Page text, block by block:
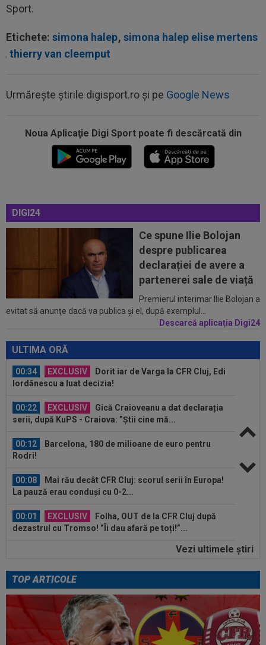
Sport.
Etichete: simona halep, simona halep elise mertens
, thierry van cleemput
Urmărește știrile digisport.ro și pe Google News
Noua Aplicaţie Digi Sport poate fi descărcată din
DIGI24
Ce spune Ilie Bolojan
despre publicarea
declarației de avere a
partenerei sale de viață
Premierul interimar Ilie Bolojan a
evitat să anunţe dacă va publica şi el, după exemplul...
Descarcă aplicația Digi24
ULTIMA ORĂ
serii, după KuPS - Craiova: ”Știi cine mă...
Barcelona, 180 de milioane de euro pentru
La pauză erau conduși cu 0-2...
00:01 EXCLUSIV
Folha, OUT de la CFR Cluj după
dezastrul cu Tromso! ”Îi dau afară pe toți!”...
EXCLUSIV
Gigi Becali: ”Am vândut un jucător
pe 3.000.000 €”
00:43 EXCLUSIV
Lovitură de proporții: Ioan Varga,
gata să renunțe la CFR și să preia alt club...
Mihai Stoica. E prima oară când o zic”
00:34 EXCLUSIV
Dorit iar de Varga la CFR Cluj, Edi
Iordănescu a luat decizia!
00:22 EXCLUSIV
Gică Craioveanu a dat declarația
serii, după KuPS - Craiova: ”Știi cine mă...
00:12
Barcelona, 180 de milioane de euro pentru
Rodri!
00:08
Mai rău decât CFR Cluj: scorul serii în Europa!
La pauză erau conduși cu 0-2...
00:01 EXCLUSIV
Folha, OUT de la CFR Cluj după
dezastrul cu Tromso! ”Îi dau afară pe toți!”...
Gigi Becali: ”Am vândut un jucător
00:43 EXCLUSIV
Lovitură de proporții: Ioan Varga,
gata să renunțe la CFR și să preia alt club...
EXCLUSIV
Gigi Becali: ”Hai să-ți spun ce face
Mihai Stoica. E prima oară când o zic”
Vezi ultimele ştiri
TOP ARTICOLE